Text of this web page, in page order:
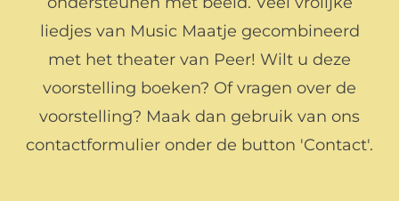
liedjes van Music Maatje gecombineerd
met het theater van Peer! Wilt u deze
voorstelling boeken? Of vragen over de
voorstelling? Maak dan gebruik van ons
contactformulier onder de button 'Contact'.